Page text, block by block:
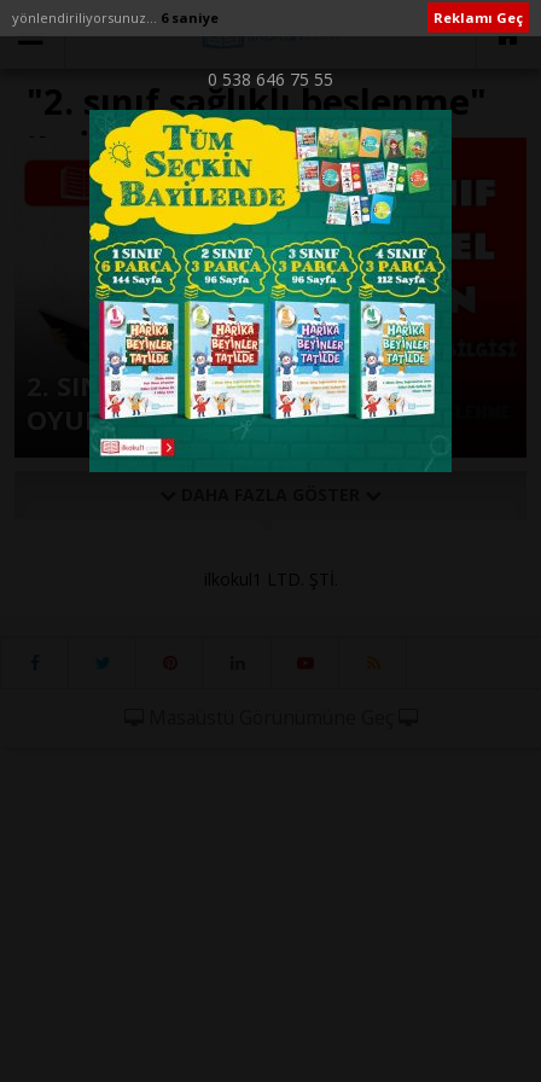
yönlendiriliyorsunuz... 6 saniye Reklamı Geç
0 538 646 75 55
"2. sınıf sağlıklı beslenme"
ile İlişikli yazılar
2. SINIF HAYAT BİLGİSİ EĞİTSEL
OYUN -SAĞLIKLI BESLENME-